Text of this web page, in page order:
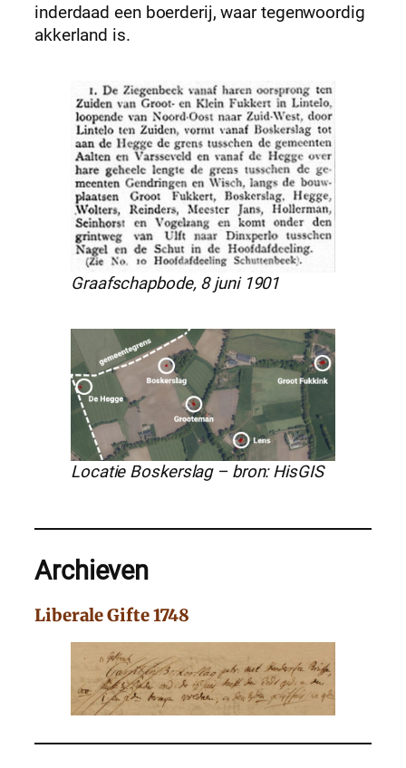
inderdaad een boerderij, waar tegenwoordig
akkerland is.
Graafschapbode, 8 juni 1901
Locatie Boskerslag – bron: HisGIS
Archieven
Liberale Gifte 1748